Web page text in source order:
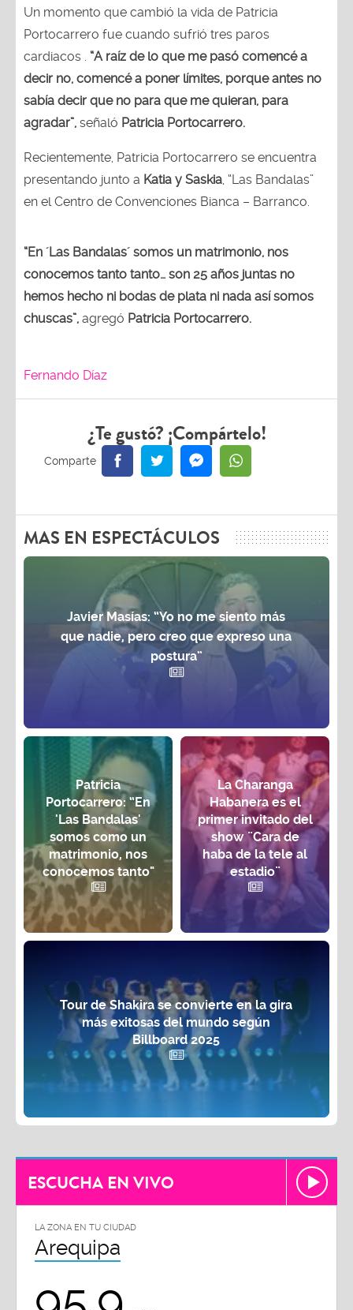
Un momento que cambió la vida de Patricia
Portocarrero fue cuando sufrió tres paros
cardiacos . “A raíz de lo que me pasó comencé a
decir no, comencé a poner límites, porque antes no
sabía decir que no para que me quieran, para
agradar”, señaló Patricia Portocarrero.
Recientemente, Patricia Portocarrero se encuentra
presentando junto a Katia y Saskia, “Las Bandalas”
en el Centro de Convenciones Bianca – Barranco.
“En ´Las Bandalas´ somos un matrimonio, nos
conocemos tanto tanto… son 25 años juntas no
hemos hecho ni bodas de plata ni nada así somos
chuscas”, agregó Patricia Portocarrero.
Fernando Díaz
¿Te gustó? ¡Compártelo!
MAS EN ESPECTÁCULOS
Javier Masías: “Yo no me siento más
que nadie, pero creo que expreso una
postura”
Patricia
Portocarrero: “En
'Las Bandalas'
somos como un
matrimonio, nos
conocemos tanto"
La Charanga
Habanera es el
primer invitado del
show ¨Cara de
haba de la tele al
estadio¨
Tour de Shakira se convierte en la gira
más exitosas del mundo según
Billboard 2025
ESCUCHA EN VIVO
LA ZONA EN TU CIUDAD
Arequipa